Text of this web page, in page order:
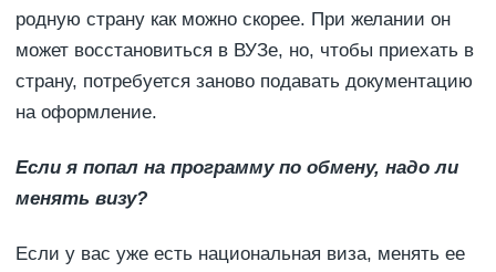
родную страну как можно скорее. При желании он
может восстановиться в ВУЗе, но, чтобы приехать в
страну, потребуется заново подавать документацию
на оформление.
Если я попал на программу по обмену, надо ли
менять визу?
Если у вас уже есть национальная виза, менять ее